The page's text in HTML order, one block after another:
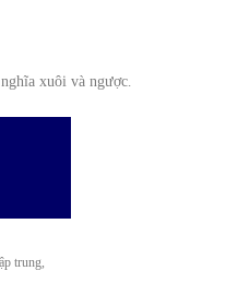
xuôi và ngược.
trung,